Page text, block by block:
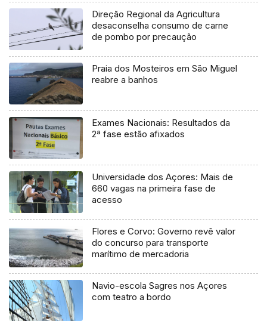
Direção Regional da Agricultura
desaconselha consumo de carne
de pombo por precaução
Praia dos Mosteiros em São Miguel
reabre a banhos
Exames Nacionais: Resultados da
2ª fase estão afixados
Universidade dos Açores: Mais de
660 vagas na primeira fase de
acesso
Flores e Corvo: Governo revê valor
do concurso para transporte
marítimo de mercadoria
Navio-escola Sagres nos Açores
com teatro a bordo